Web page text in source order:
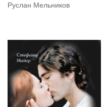
Руслан Мельников